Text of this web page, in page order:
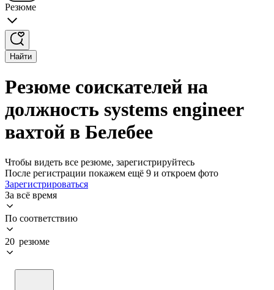
Резюме
Найти
Резюме соискателей на
должность systems engineer
вахтой в Белебее
Чтобы видеть все резюме, зарегистрируйтесь
После регистрации покажем ещё 9 и откроем фото
Зарегистрироваться
За всё время
По соответствию
20 резюме